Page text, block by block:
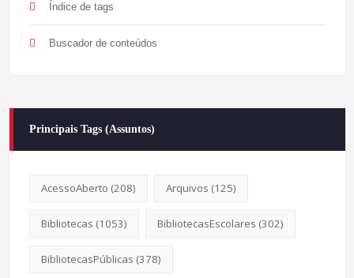
Índice de tags
Buscador de conteúdos
Principais Tags (Assuntos)
AcessoAberto (208) Arquivos (125)
Bibliotecas (1053) BibliotecasEscolares (302)
BibliotecasPúblicas (378)